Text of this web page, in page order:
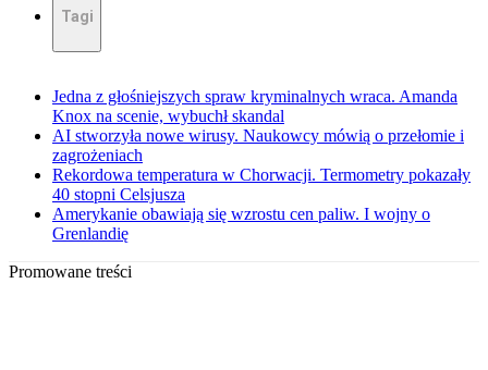
Tagi
Jedna z głośniejszych spraw kryminalnych wraca. Amanda
Knox na scenie, wybuchł skandal
AI stworzyła nowe wirusy. Naukowcy mówią o przełomie i
zagrożeniach
Rekordowa temperatura w Chorwacji. Termometry pokazały
40 stopni Celsjusza
Amerykanie obawiają się wzrostu cen paliw. I wojny o
Grenlandię
Promowane treści